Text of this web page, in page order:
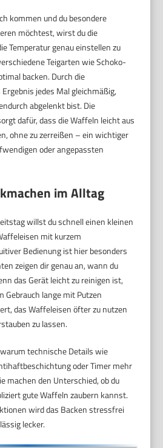
kommen und du besondere
möchtest, wirst du die
Temperatur genau einstellen zu
Teigarten wie Schoko-
backen. Durch die
jedes Mal gleichmäßig,
abgelenkt bist. Die
dafür, dass die Waffeln leicht aus
ohne zu zerreißen – ein wichtiger
oder angepassten
im Alltag
willst du schnell einen kleinen
mit kurzem
Bedienung ist hier besonders
zeigen dir genau an, wann du
das Gerät leicht zu reinigen ist,
Gebrauch lange mit Putzen
das Waffeleisen öfter zu nutzen
zu lassen.
technische Details wie
oder Timer mehr
machen den Unterschied, ob du
gute Waffeln zaubern kannst.
wird das Backen stressfrei
lecker.